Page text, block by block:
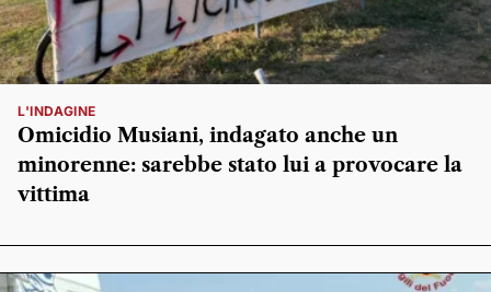
L'INDAGINE
Omicidio Musiani, indagato anche un
minorenne: sarebbe stato lui a provocare la
vittima